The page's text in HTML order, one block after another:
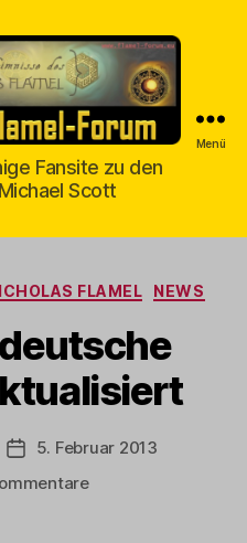
Danu
Talis
Fansite zu den
Scott
Menü
KategorienFLAMEL NEWS
Veröffentlichungsdatum
5. Februar 2013
zu